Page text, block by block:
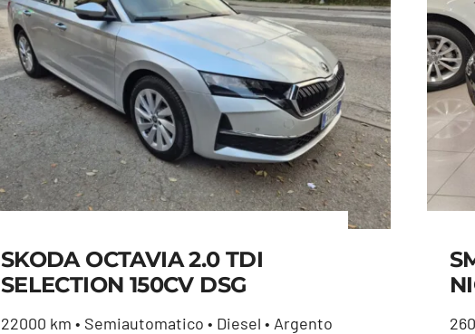
SKODA OCTAVIA 2.0 TDI
SELECTION 150CV DSG
22000 km • Semiautomatico • Diesel • Argento